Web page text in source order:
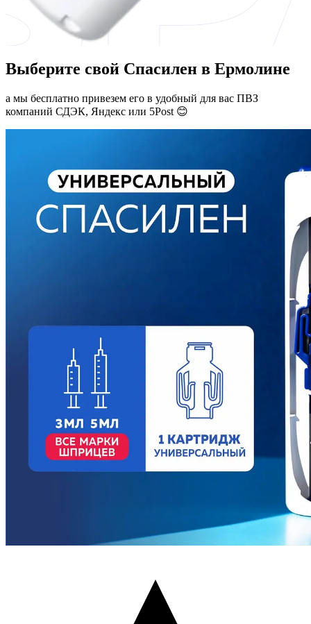
Выберите свой Спасилен в Ермолине
а мы бесплатно привезем его в удобный для вас ПВЗ
компаний СДЭК, Яндекс или 5Post 😊